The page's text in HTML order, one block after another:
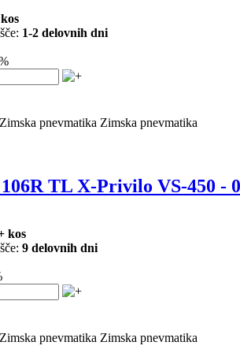
1-2 delovnih dni
Zimska pnevmatika
106R TL X-Privilo VS-450 -
kos
9 delovnih dni
Zimska pnevmatika